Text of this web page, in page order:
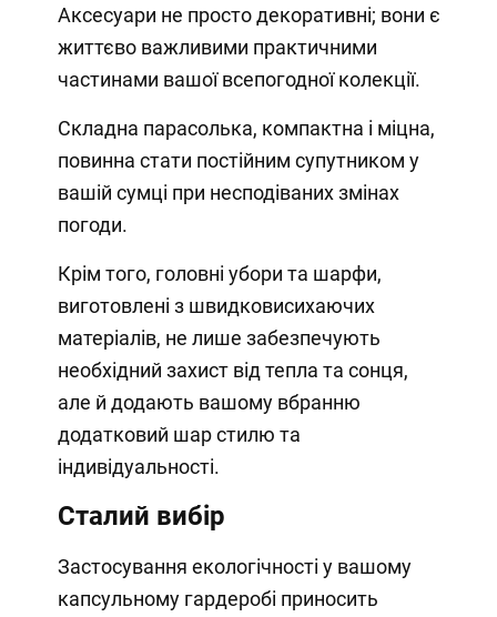
Аксесуари не просто декоративні; вони є
життєво важливими практичними
частинами вашої всепогодної колекції.
Складна парасолька, компактна і міцна,
повинна стати постійним супутником у
вашій сумці при несподіваних змінах
погоди.
Крім того, головні убори та шарфи,
виготовлені з швидковисихаючих
матеріалів, не лише забезпечують
необхідний захист від тепла та сонця,
але й додають вашому вбранню
додатковий шар стилю та
індивідуальності.
Сталий вибір
Застосування екологічності у вашому
капсульному гардеробі приносить